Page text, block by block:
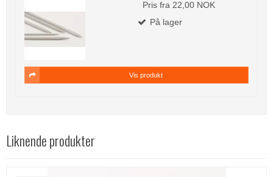
Pris fra 22,00 NOK
På lager
Vis produkt
Liknende produkter